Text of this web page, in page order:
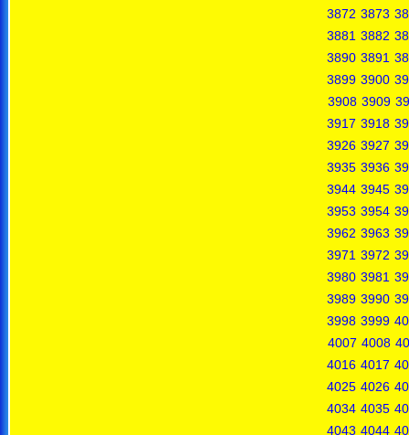
3872 3873
3881 3882
3890 3891
3899 3900
3908 3909
3917 3918
3926 3927
3935 3936
3944 3945
3953 3954
3962 3963
3971 3972
3980 3981
3989 3990
3998 3999
4007 4008
4016 4017
4025 4026
4034 4035
4043 4044